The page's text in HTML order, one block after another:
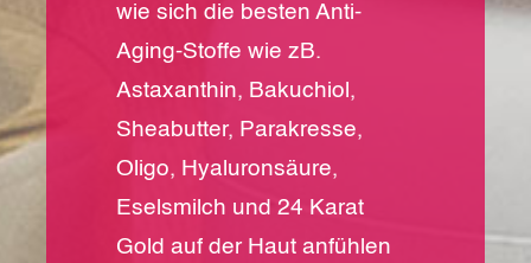
wie sich die besten Anti-
Aging-Stoffe wie zB.
Astaxanthin, Bakuchiol,
Sheabutter, Parakresse,
Oligo, Hyaluronsäure,
Eselsmilch und 24 Karat
Gold auf der Haut anfühlen